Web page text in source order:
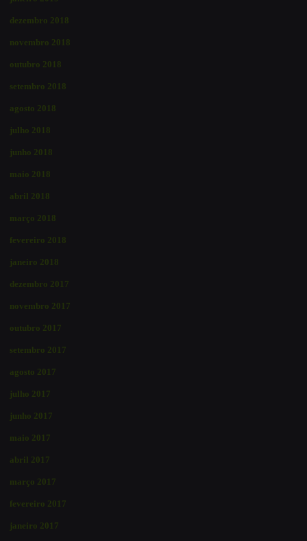
dezembro 2018
novembro 2018
outubro 2018
setembro 2018
agosto 2018
julho 2018
junho 2018
maio 2018
abril 2018
março 2018
fevereiro 2018
janeiro 2018
dezembro 2017
novembro 2017
outubro 2017
setembro 2017
agosto 2017
julho 2017
junho 2017
maio 2017
abril 2017
março 2017
fevereiro 2017
janeiro 2017